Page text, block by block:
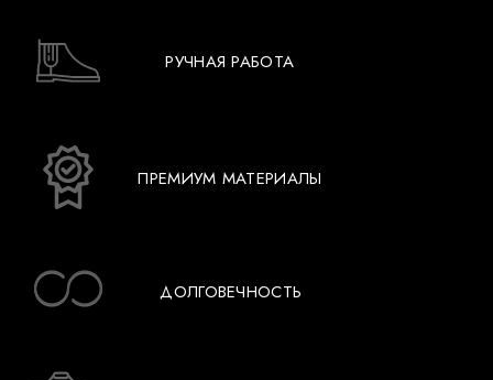
РУЧНАЯ РАБОТА
ПРЕМИУМ МАТЕРИАЛЫ
ДОЛГОВЕЧНОСТЬ